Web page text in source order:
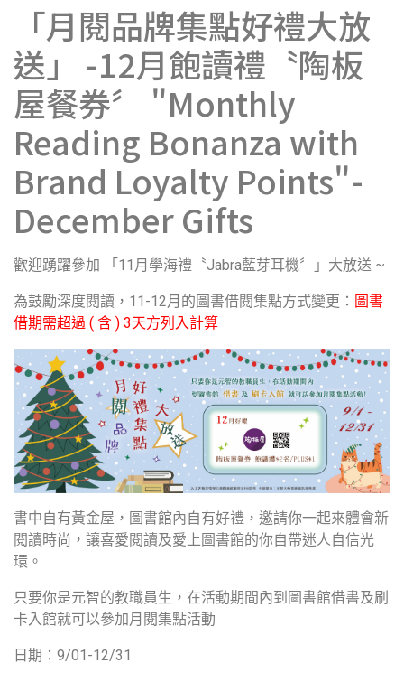
「月閱品牌集點好禮大放
送」 -12月飽讀禮〝陶板
屋餐券〞 "Monthly
Reading Bonanza with
Brand Loyalty Points"-
December Gifts
歡迎踴躍參加 「11月學海禮〝Jabra藍芽耳機〞」大放送 ~
為鼓勵深度閱讀，11-12月的圖書借閱集點方式變更： 圖書
借期需超過 ( 含 ) 3天方列入計算
書中自有黃金屋，圖書館內自有好禮，邀請你一起來體會新
閱讀時尚，讓喜愛閱讀及愛上圖書館的你自帶迷人自信光
環。
只要你是元智的教職員生，在活動期間內到圖書館借書及刷
卡入館就可以參加月閱集點活動
日期：9/01-12/31